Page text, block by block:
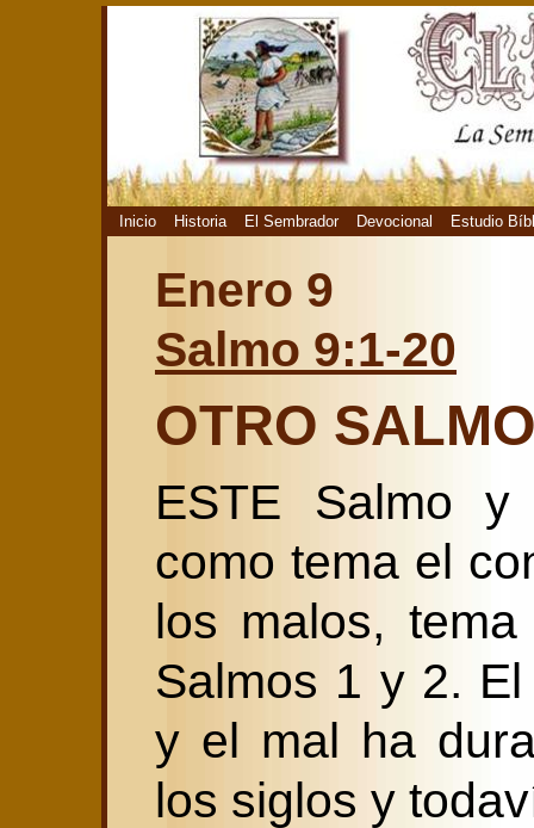
Inicio Historia El Sembrador Devocional Estudio
Enero 9
Salmo 9:1-20
OTRO
ESTE Salmo
como tema el
los malos,
Salmos 1 y 2.
y el mal ha
los siglos y